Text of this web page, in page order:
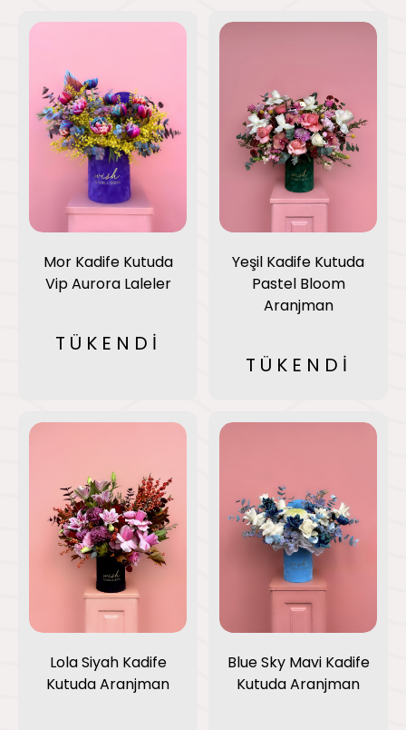
Mor Kadife Kutuda
Vip Aurora Laleler
TÜKENDİ
Yeşil Kadife Kutuda
Pastel Bloom
Aranjman
TÜKENDİ
Lola Siyah Kadife
Kutuda Aranjman
Blue Sky Mavi Kadife
Kutuda Aranjman